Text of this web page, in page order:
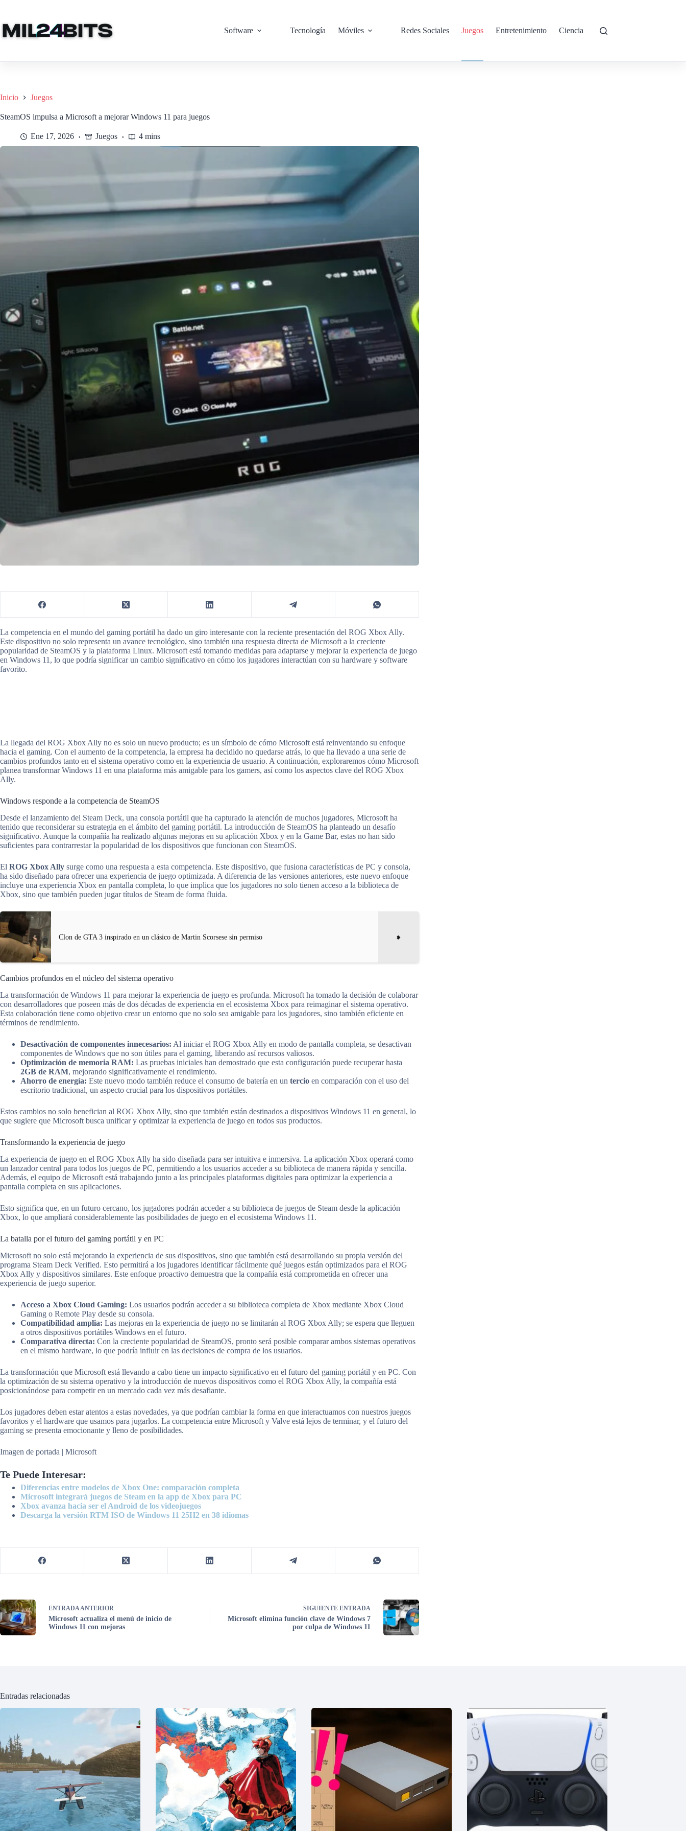
contenido
Software
Tecnología Móviles Redes Sociales Juegos Entretenimiento Ciencia
Inicio Juegos
SteamOS impulsa a Microsoft a mejorar Windows 11 para juegos
Ene 17, 2026 Juegos 4 mins
La competencia en el mundo del gaming portátil ha dado un giro interesante con la reciente presentación del ROG Xbox Ally.
Este dispositivo no solo representa un avance tecnológico, sino también una respuesta directa de Microsoft a la creciente
popularidad de SteamOS y la plataforma Linux. Microsoft está tomando medidas para adaptarse y mejorar la experiencia de juego
en Windows 11, lo que podría significar un cambio significativo en cómo los jugadores interactúan con su hardware y software
favorito.
La llegada del ROG Xbox Ally no es solo un nuevo producto; es un símbolo de cómo Microsoft está reinventando su enfoque
hacia el gaming. Con el aumento de la competencia, la empresa ha decidido no quedarse atrás, lo que ha llevado a una serie de
cambios profundos tanto en el sistema operativo como en la experiencia de usuario. A continuación, exploraremos cómo Microsoft
planea transformar Windows 11 en una plataforma más amigable para los gamers, así como los aspectos clave del ROG Xbox
Ally.
Windows responde a la competencia de SteamOS
Desde el lanzamiento del Steam Deck, una consola portátil que ha capturado la atención de muchos jugadores, Microsoft ha
tenido que reconsiderar su estrategia en el ámbito del gaming portátil. La introducción de SteamOS ha planteado un desafío
significativo. Aunque la compañía ha realizado algunas mejoras en su aplicación Xbox y en la Game Bar, estas no han sido
suficientes para contrarrestar la popularidad de los dispositivos que funcionan con SteamOS.
El ROG Xbox Ally surge como una respuesta a esta competencia. Este dispositivo, que fusiona características de PC y consola,
ha sido diseñado para ofrecer una experiencia de juego optimizada. A diferencia de las versiones anteriores, este nuevo enfoque
incluye una experiencia Xbox en pantalla completa, lo que implica que los jugadores no solo tienen acceso a la biblioteca de
Xbox, sino que también pueden jugar títulos de Steam de forma fluida.
Clon de GTA 3 inspirado en un clásico de Martin Scorsese sin permiso
Cambios profundos en el núcleo del sistema operativo
La transformación de Windows 11 para mejorar la experiencia de juego es profunda. Microsoft ha tomado la decisión de colaborar
con desarrolladores que poseen más de dos décadas de experiencia en el ecosistema Xbox para reimaginar el sistema operativo.
Esta colaboración tiene como objetivo crear un entorno que no solo sea amigable para los jugadores, sino también eficiente en
términos de rendimiento.
Desactivación de componentes innecesarios: Al iniciar el ROG Xbox Ally en modo de pantalla completa, se desactivan
componentes de Windows que no son útiles para el gaming, liberando así recursos valiosos.
Optimización de memoria RAM: Las pruebas iniciales han demostrado que esta configuración puede recuperar hasta
2GB de RAM, mejorando significativamente el rendimiento.
Ahorro de energía: Este nuevo modo también reduce el consumo de batería en un tercio en comparación con el uso del
escritorio tradicional, un aspecto crucial para los dispositivos portátiles.
Estos cambios no solo benefician al ROG Xbox Ally, sino que también están destinados a dispositivos Windows 11 en general, lo
que sugiere que Microsoft busca unificar y optimizar la experiencia de juego en todos sus productos.
Transformando la experiencia de juego
La experiencia de juego en el ROG Xbox Ally ha sido diseñada para ser intuitiva e inmersiva. La aplicación Xbox operará como
un lanzador central para todos los juegos de PC, permitiendo a los usuarios acceder a su biblioteca de manera rápida y sencilla.
Además, el equipo de Microsoft está trabajando junto a las principales plataformas digitales para optimizar la experiencia a
pantalla completa en sus aplicaciones.
Esto significa que, en un futuro cercano, los jugadores podrán acceder a su biblioteca de juegos de Steam desde la aplicación
Xbox, lo que ampliará considerablemente las posibilidades de juego en el ecosistema Windows 11.
La batalla por el futuro del gaming portátil y en PC
Microsoft no solo está mejorando la experiencia de sus dispositivos, sino que también está desarrollando su propia versión del
programa Steam Deck Verified. Esto permitirá a los jugadores identificar fácilmente qué juegos están optimizados para el ROG
Xbox Ally y dispositivos similares. Este enfoque proactivo demuestra que la compañía está comprometida en ofrecer una
experiencia de juego superior.
Acceso a Xbox Cloud Gaming: Los usuarios podrán acceder a su biblioteca completa de Xbox mediante Xbox Cloud
Gaming o Remote Play desde su consola.
Compatibilidad amplia: Las mejoras en la experiencia de juego no se limitarán al ROG Xbox Ally; se espera que lleguen
a otros dispositivos portátiles Windows en el futuro.
Comparativa directa: Con la creciente popularidad de SteamOS, pronto será posible comparar ambos sistemas operativos
en el mismo hardware, lo que podría influir en las decisiones de compra de los usuarios.
La transformación que Microsoft está llevando a cabo tiene un impacto significativo en el futuro del gaming portátil y en PC. Con
la optimización de su sistema operativo y la introducción de nuevos dispositivos como el ROG Xbox Ally, la compañía está
posicionándose para competir en un mercado cada vez más desafiante.
Los jugadores deben estar atentos a estas novedades, ya que podrían cambiar la forma en que interactuamos con nuestros juegos
favoritos y el hardware que usamos para jugarlos. La competencia entre Microsoft y Valve está lejos de terminar, y el futuro del
gaming se presenta emocionante y lleno de posibilidades.
Imagen de portada | Microsoft
Te Puede Interesar:
Diferencias entre modelos de Xbox One: comparación completa
Microsoft integrará juegos de Steam en la app de Xbox para PC
Xbox avanza hacia ser el Android de los videojuegos
Descarga la versión RTM ISO de Windows 11 25H2 en 38 idiomas
ENTRADAANTERIOR
Microsoft actualiza el menú de inicio de
Windows 11 con mejoras
SIGUIENTEENTRADA
Microsoft elimina función clave de Windows 7
por culpa de Windows 11
Entradas relacionadas